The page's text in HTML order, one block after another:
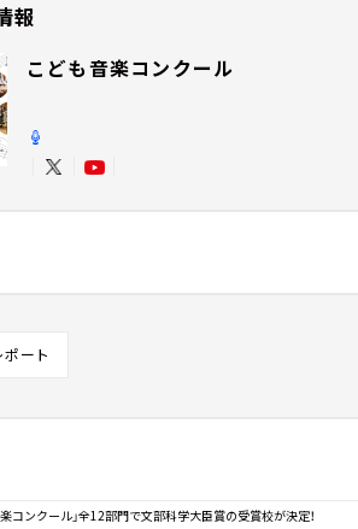
報
こども音楽コンクール
ート
コンクール」全12部門で文部科学大臣賞の受賞校が決定！